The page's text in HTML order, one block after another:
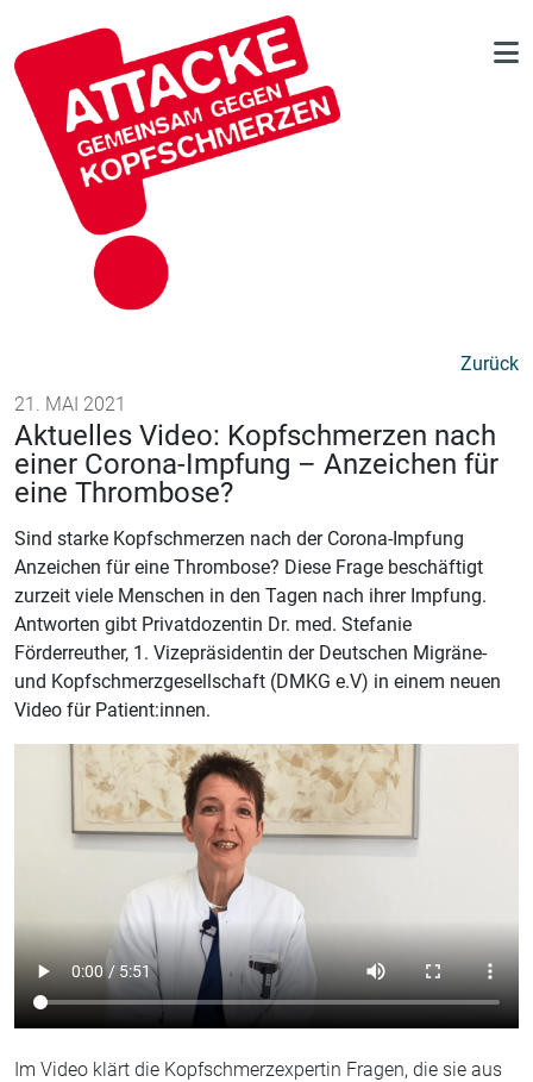
Zurück
21. MAI 2021
Aktuelles Video: Kopfschmerzen nach
einer Corona-Impfung – Anzeichen für
eine Thrombose?
Sind starke Kopfschmerzen nach der Corona-Impfung
Anzeichen für eine Thrombose? Diese Frage beschäftigt
zurzeit viele Menschen in den Tagen nach ihrer Impfung.
Antworten gibt Privatdozentin Dr. med. Stefanie
Förderreuther, 1. Vizepräsidentin der Deutschen Migräne-
und Kopfschmerzgesellschaft (DMKG e.V) in einem neuen
Video für Patient:innen.
Im Video klärt die Kopfschmerzexpertin Fragen, die sie aus